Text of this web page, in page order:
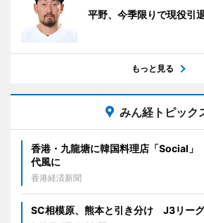
平野、今季限りで現役
もっと見る
みん経トピック
香港・九龍塘に韓国料理店「Social
代風に
香港経済新聞
SC相模原、熊本と引き分け J3リー